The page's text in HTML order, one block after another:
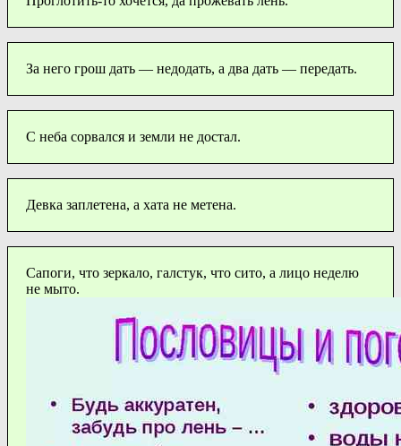
За него грош дать — недодать, а два дать — передать.
С неба сорвался и земли не достал.
Девка заплетена, а хата не метена.
Сапоги, что зеркало, галстук, что сито, а лицо неделю
не мыто.